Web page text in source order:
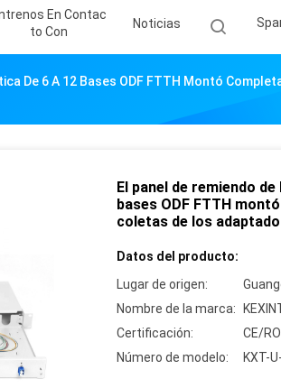
En Contac
To Con
Noticias
De 6 A 12 Bases ODF FTTH Montó
El panel de remiendo
bases ODF FTTH
coletas de los
Datos del producto:
Lugar de origen:
Nombre de la marca:
Certificación:
CE/
Número de modelo:
KXT-